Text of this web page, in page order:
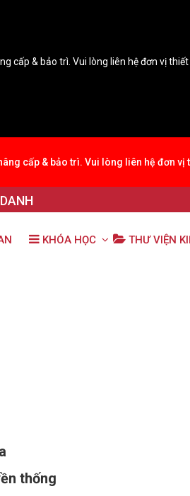
cấp & bảo trì. Vui lòng liên hệ đơn vị
cấp & bảo trì. Vui lòng liên hệ đơn
KHÓA HỌC THƯ VIỆN
thống